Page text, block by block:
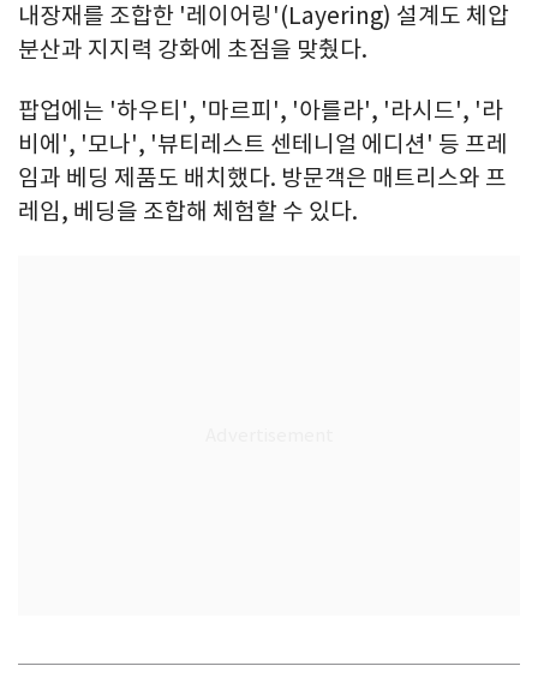
내장재를 조합한 '레이어링'(Layering) 설계도 체압
분산과 지지력 강화에 초점을 맞췄다.
팝업에는 '하우티', '마르피', '아를라', '라시드', '라
비에', '모나', '뷰티레스트 센테니얼 에디션' 등 프레
임과 베딩 제품도 배치했다. 방문객은 매트리스와 프
레임, 베딩을 조합해 체험할 수 있다.